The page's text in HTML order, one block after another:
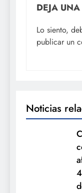
DEJA UNA
Lo siento,
publicar un
Noticias